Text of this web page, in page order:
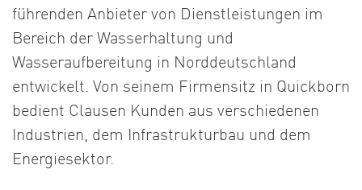
führenden Anbieter von Dienstleistungen im
Bereich der Wasserhaltung und
Wasseraufbereitung in Norddeutschland
entwickelt. Von seinem Firmensitz in Quickborn
bedient Clausen Kunden aus verschiedenen
Industrien, dem Infrastrukturbau und dem
Energiesektor.